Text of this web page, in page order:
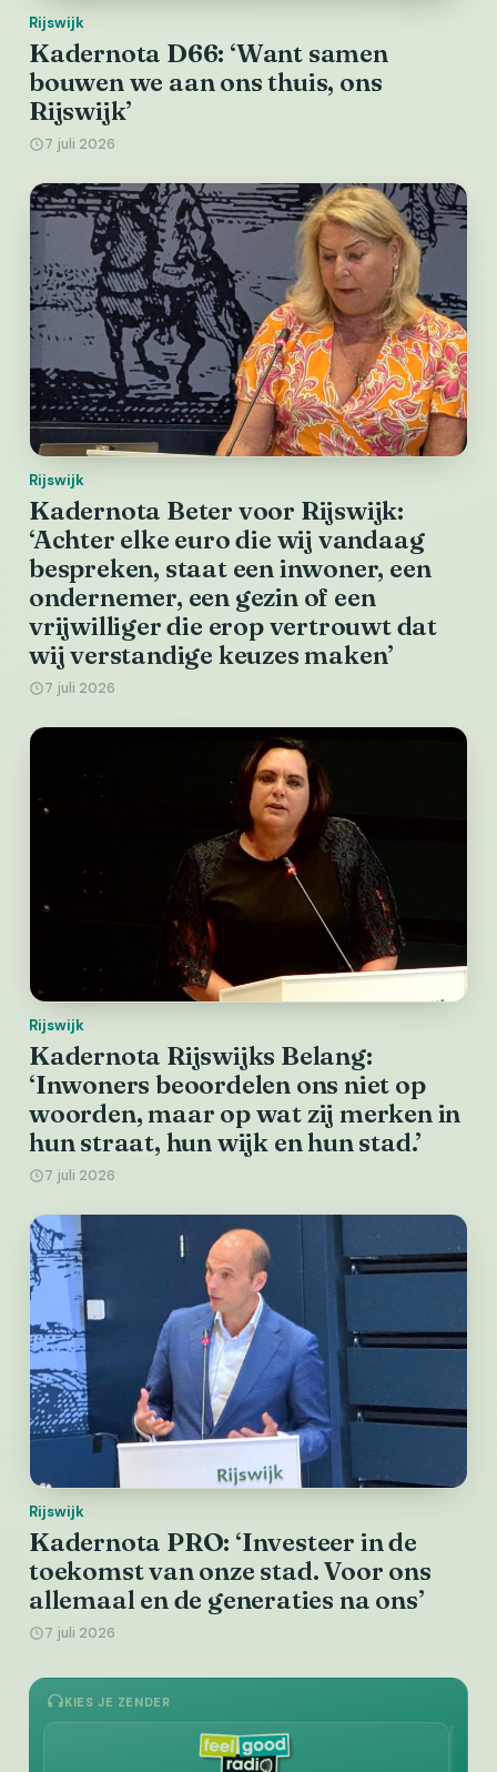
Rijswijk
Kadernota D66: ‘Want samen
bouwen we aan ons thuis, ons
Rijswijk’
7 juli 2026
Rijswijk
Kadernota Beter voor Rijswijk:
‘Achter elke euro die wij vandaag
bespreken, staat een inwoner, een
ondernemer, een gezin of een
vrijwilliger die erop vertrouwt dat
wij verstandige keuzes maken’
7 juli 2026
Rijswijk
Kadernota Rijswijks Belang:
‘Inwoners beoordelen ons niet op
woorden, maar op wat zij merken in
hun straat, hun wijk en hun stad.’
7 juli 2026
Rijswijk
Kadernota PRO: ‘Investeer in de
toekomst van onze stad. Voor ons
allemaal en de generaties na ons’
7 juli 2026
KIES JE ZENDER